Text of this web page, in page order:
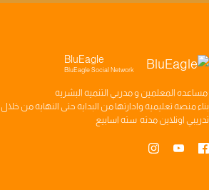
BluEagle
BluEagle Social Network
مساعده المعلمين ومدربي التنميه البشريه
بناءمنصه تعليميه وادارتها من البدايه حتى النهايه من خلال
تدريبي اونلاين مدته سته اسابيع